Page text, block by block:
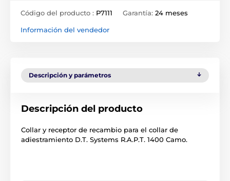
Código del producto : P7111 Garantía: 24 meses
Información del vendedor
Descripción y parámetros
Descripción del producto
Collar y receptor de recambio para el collar de
adiestramiento D.T. Systems R.A.P.T. 1400 Camo.